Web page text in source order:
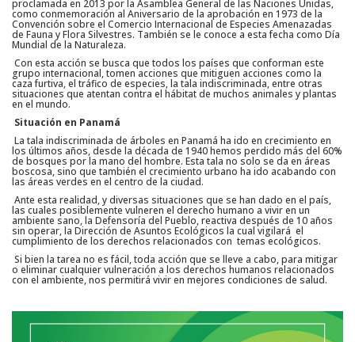
proclamada en 2013 por la Asamblea General de las Naciones Unidas,
como conmemoración al Aniversario de la aprobación en 1973 de la
Convención sobre el Comercio Internacional de Especies Amenazadas
de Fauna y Flora Silvestres. También se le conoce a esta fecha como Día
Mundial de la Naturaleza.
Con esta acción se busca que todos los países que conforman este
grupo internacional, tomen acciones que mitiguen acciones como la
caza furtiva, el tráfico de especies, la tala indiscriminada, entre otras
situaciones que atentan contra el hábitat de muchos animales y plantas
en el mundo.
Situación en Panamá
La tala indiscriminada de árboles en Panamá ha ido en crecimiento en
los últimos años, desde la década de 1940 hemos perdido más del 60%
de bosques por la mano del hombre. Esta tala no solo se da en áreas
boscosa, sino que también el crecimiento urbano ha ido acabando con
las áreas verdes en el centro de la ciudad.
Ante esta realidad, y diversas situaciones que se han dado en el país,
las cuales posiblemente vulneren el derecho humano a vivir en un
ambiente sano, la Defensoría del Pueblo, reactiva después de 10 años
sin operar, la Dirección de Asuntos Ecológicos la cual vigilará el
cumplimiento de los derechos relacionados con temas ecológicos.
Si bien la tarea no es fácil, toda acción que se lleve a cabo, para mitigar
o eliminar cualquier vulneración a los derechos humanos relacionados
con el ambiente, nos permitirá vivir en mejores condiciones de salud.